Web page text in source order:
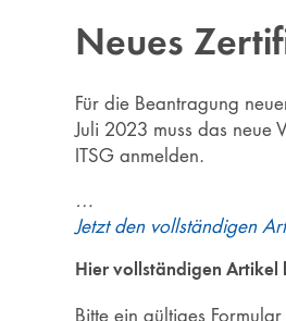
Neues
Für die Beantragung
Juli 2023 muss das neue
ITSG anmelden.
…
Jetzt den vollständigen
Hier vollständigen Artikel
Bitte ein gültiges